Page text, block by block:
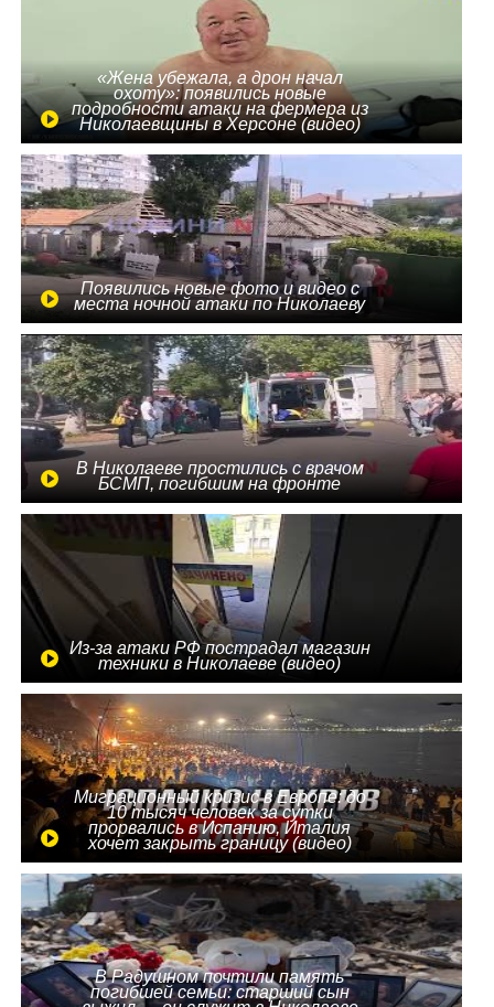
«Жена убежала, а дрон начал
охоту»: появились новые
подробности атаки на фермера из
Николаевщины в Херсоне (видео)
Появились новые фото и видео с
места ночной атаки по Николаеву
В Николаеве простились с врачом
БСМП, погибшим на фронте
Из-за атаки РФ пострадал магазин
техники в Николаеве (видео)
Миграционный кризис в Европе: до
10 тысяч человек за сутки
прорвались в Испанию, Италия
хочет закрыть границу (видео)
В Радушном почтили память
погибшей семьи: старший сын